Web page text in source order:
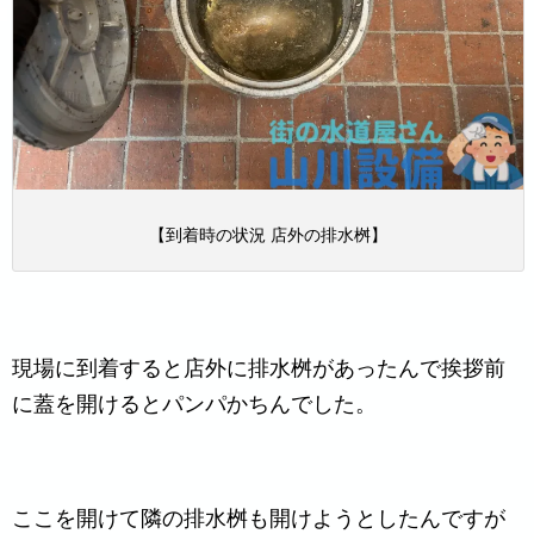
【到着時の状況 店外の排水桝】
現場に到着すると店外に排水桝があったんで挨拶前
に蓋を開けるとパンパかちんでした。
ここを開けて隣の排水桝も開けようとしたんですが